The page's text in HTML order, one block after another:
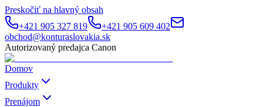
Preskočiť na hlavný obsah
+421 905 327 819
+421 905 609 402
obchod@konturaslovakia.sk
Autorizovaný predajca Canon
Domov
Produkty
Prenájom